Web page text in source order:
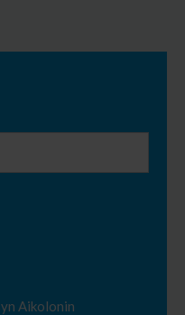
Aikolonin